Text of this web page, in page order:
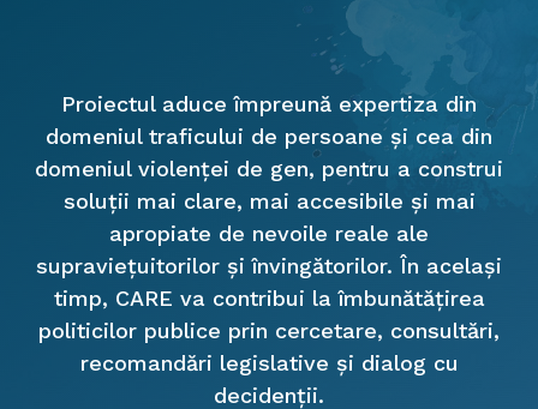
Proiectul aduce împreună expertiza din
domeniul traficului de persoane și cea din
domeniul violenței de gen, pentru a construi
soluții mai clare, mai accesibile și mai
apropiate de nevoile reale ale
supraviețuitorilor și învingătorilor. În același
timp, CARE va contribui la îmbunătățirea
politicilor publice prin cercetare, consultări,
recomandări legislative și dialog cu
decidenții.